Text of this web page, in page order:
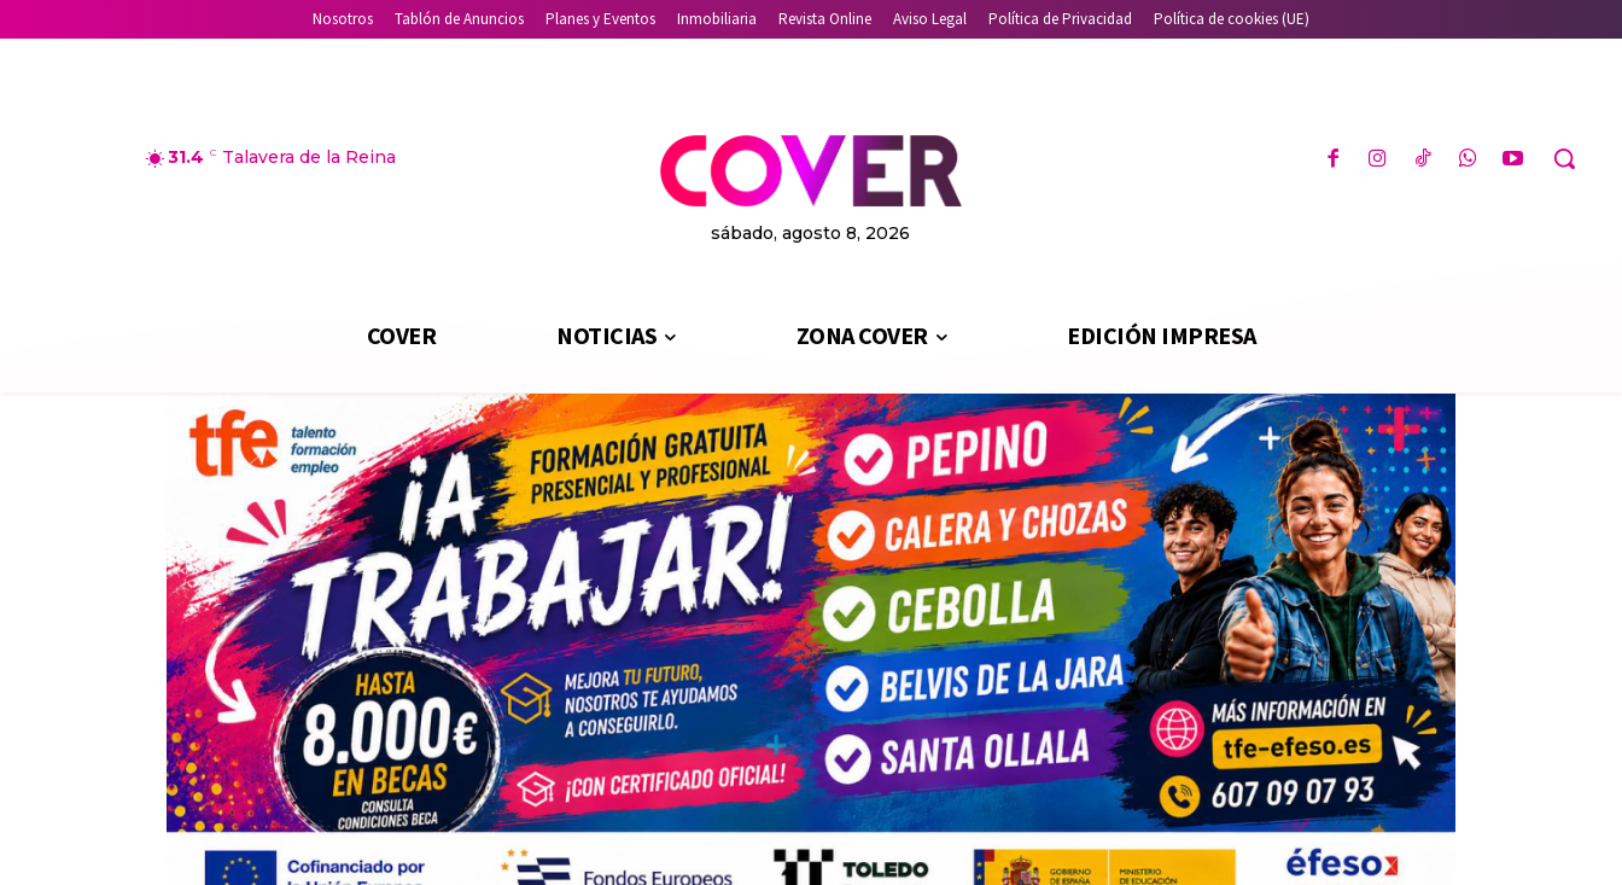
Nosotros Tablón de Anuncios Planes y Eventos Inmobiliaria Revista Online Aviso Legal Política de Privacidad Política de cookies (UE)
31.4 C Talavera de la Reina
sábado, agosto 8, 2026
COVER NOTICIAS ZONA COVER EDICIÓN IMPRESA